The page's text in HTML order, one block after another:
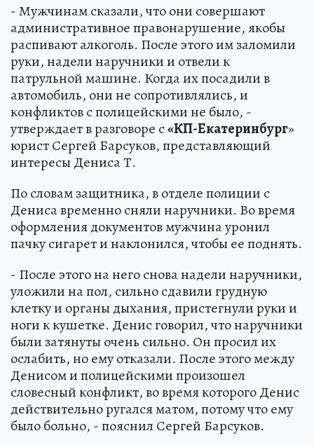
- Мужчинам сказали, что они совершают
административное правонарушение, якобы
распивают алкоголь. После этого им заломили
руки, надели наручники и отвели к
патрульной машине. Когда их посадили в
автомобиль, они не сопротивлялись, и
конфликтов с полицейскими не было, -
утверждает в разговоре с«КП-Екатеринбург»
юрист Сергей Барсуков, представляющий
интересы Дениса Т.
По словам защитника, в отделе полиции с
Дениса временно сняли наручники. Во время
оформления документов мужчина уронил
пачку сигарет и наклонился, чтобы ее поднять.
- После этого на него снова надели наручники,
уложили на пол, сильно сдавили грудную
клетку и органы дыхания, пристегнули руки и
ноги к кушетке. Денис говорил, что наручники
были затянуты очень сильно. Он просил их
ослабить, но ему отказали. После этого между
Денисом и полицейскими произошел
словесный конфликт, во время которого Денис
действительно ругался матом, потому что ему
было больно, - пояснил Сергей Барсуков.